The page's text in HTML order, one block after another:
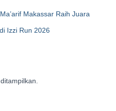
Makassar Raih Juara
Izzi Run 2026